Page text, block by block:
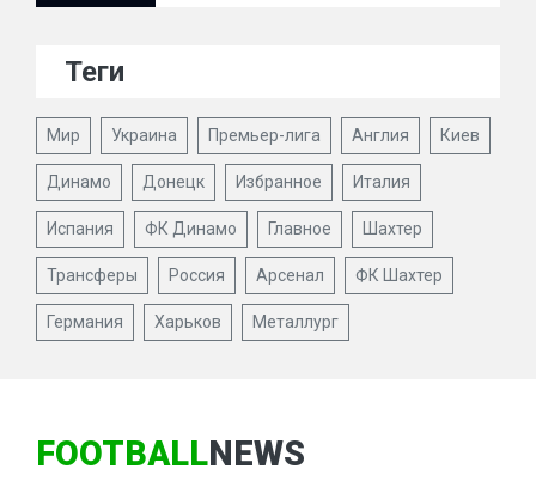
Теги
Мир Украина Премьер-лига Англия Киев
Динамо Донецк Избранное Италия
Испания ФК Динамо Главное Шахтер
Трансферы Россия Арсенал ФК Шахтер
Германия Харьков Металлург
FOOTBALLNEWS